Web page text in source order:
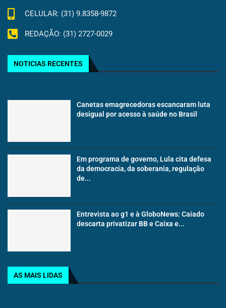
CELULAR: (31) 9.8358-9872
REDAÇÃO: (31) 2727-0029
NOTICIAS RECENTES
Canetas emagrecedoras escancaram luta
desigual por acesso à saúde no Brasil
Em programa de governo, Lula cita defesa
da democracia, da soberania, regulação
de...
Entrevista ao g1 e à GloboNews: Caiado
descarta privatizar BB e Caixa e...
AS MAIS LIDAS